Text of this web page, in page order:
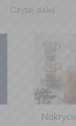
Czytaj dalej